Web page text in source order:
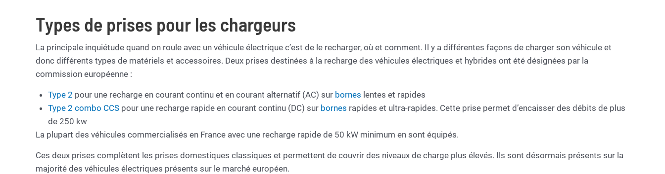
Types de prises pour les chargeurs
La principale inquiétude quand on roule avec un véhicule électrique c’est de le recharger, où et comment. Il y a différentes façons de charger son véhicule et
donc différents types de matériels et accessoires. Deux prises destinées à la recharge des véhicules électriques et hybrides ont été désignées par la
commission européenne :
Type 2 pour une recharge en courant continu et en courant alternatif (AC) sur bornes lentes et rapides
Type 2 combo CCS pour une recharge rapide en courant continu (DC) sur bornes rapides et ultra-rapides. Cette prise permet d’encaisser des débits de plus
de 250 kw
La plupart des véhicules commercialisés en France avec une recharge rapide de 50 kW minimum en sont équipés.
Ces deux prises complètent les prises domestiques classiques et permettent de couvrir des niveaux de charge plus élevés. Ils sont désormais présents sur la
majorité des véhicules électriques présents sur le marché européen.